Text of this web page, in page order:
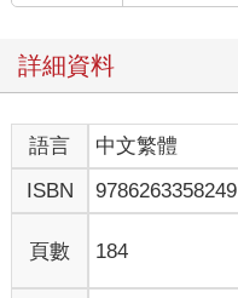
詳細資料
語言 中文繁體
ISBN
9786263358249
頁數 184